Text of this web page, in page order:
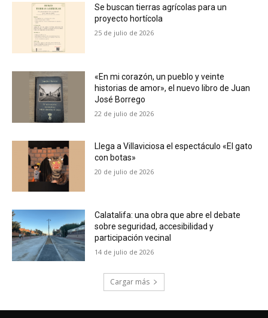
Se buscan tierras agrícolas para un
proyecto hortícola
25 de julio de 2026
«En mi corazón, un pueblo y veinte
historias de amor», el nuevo libro de Juan
José Borrego
22 de julio de 2026
Llega a Villaviciosa el espectáculo «El gato
con botas»
20 de julio de 2026
Calatalifa: una obra que abre el debate
sobre seguridad, accesibilidad y
participación vecinal
14 de julio de 2026
Cargar más